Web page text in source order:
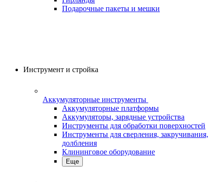
Подарочные пакеты и мешки
Инструмент и стройка
Аккумуляторные инструменты
Аккумуляторные платформы
Аккумуляторы, зарядные устройства
Инструменты для обработки поверхностей
Инструменты для сверления, закручивания,
долбления
Клининговое оборудование
Еще